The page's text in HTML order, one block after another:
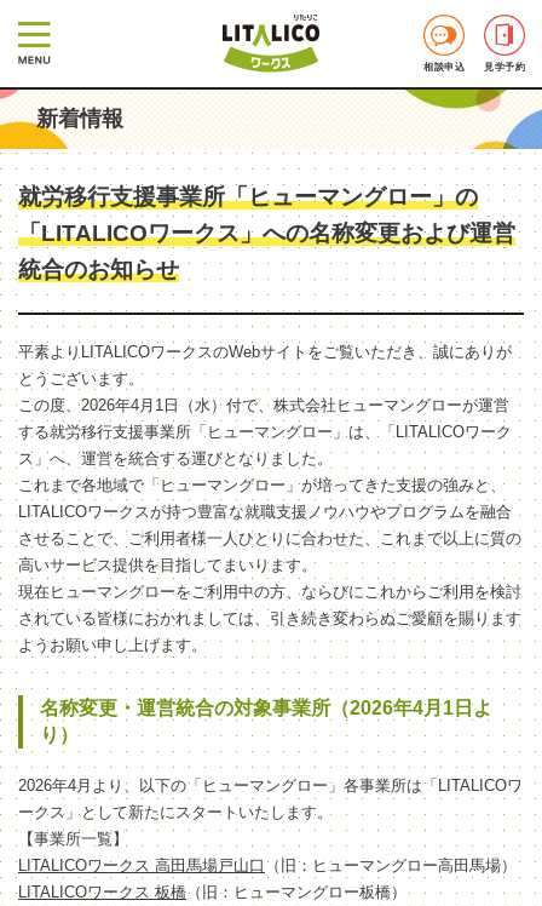
相談申込 見学予約
新着情報
就労移行支援事業所「ヒューマングロー」の
「LITALICOワークス」への名称変更および運営
統合のお知らせ
平素よりLITALICOワークスのWebサイトをご覧いただき、誠にありが
とうございます。
この度、2026年4月1日（水）付で、株式会社ヒューマングローが運営
する就労移行支援事業所「ヒューマングロー」は、「LITALICOワーク
ス」へ、運営を統合する運びとなりました。
これまで各地域で「ヒューマングロー」が培ってきた支援の強みと、
LITALICOワークスが持つ豊富な就職支援ノウハウやプログラムを融合
させることで、ご利用者様一人ひとりに合わせた、これまで以上に質の
高いサービス提供を目指してまいります。
現在ヒューマングローをご利用中の方、ならびにこれからご利用を検討
されている皆様におかれましては、引き続き変わらぬご愛顧を賜ります
ようお願い申し上げます。
名称変更・運営統合の対象事業所（2026年4月1日よ
り）
2026年4月より、以下の「ヒューマングロー」各事業所は「LITALICOワ
ークス」として新たにスタートいたします。
【事業所一覧】
LITALICOワークス 高田馬場戸山口 （旧：ヒューマングロー高田馬場）
LITALICOワークス 板橋（旧：ヒューマングロー板橋）